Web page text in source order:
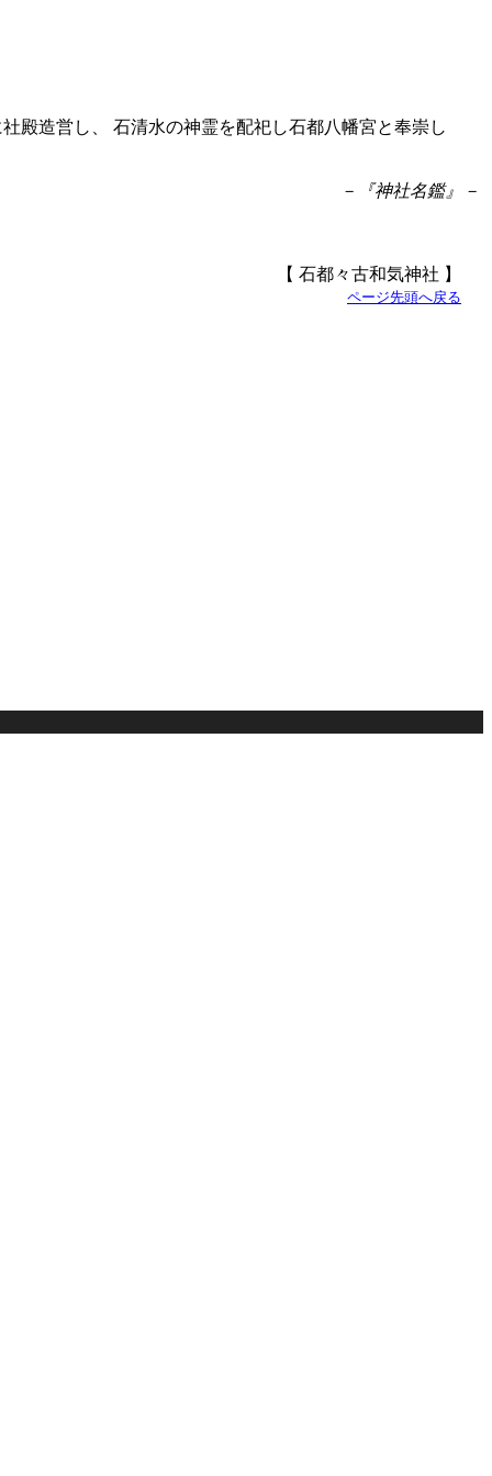
殿造営し、 石清水の神霊を配祀し石都八幡宮と奉崇し
－『神社名鑑』－
【 石都々古和気神社 】
ページ先頭へ戻る